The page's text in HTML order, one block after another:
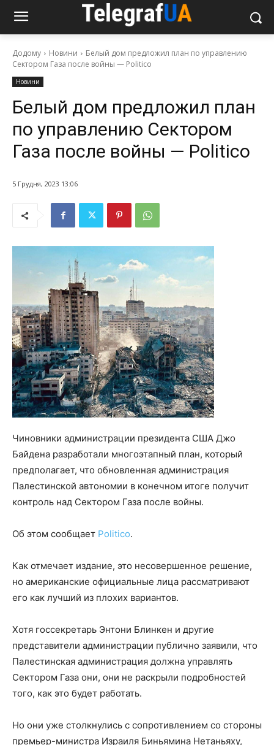
Додому Новини
Белый дом предложил план по управлению
Сектором Газа после войны — Politico
Новини
Белый дом предложил план
по управлению Сектором
Газа после войны — Politico
5 Грудня, 2023 13:06
Чиновники администрации президента США Джо
Байдена разработали многоэтапный план, который
предполагает, что обновленная администрация
Палестинской автономии в конечном итоге получит
контроль над Сектором Газа после войны.
Об этом сообщает Politico.
Как отмечает издание, это несовершенное решение,
но американские официальные лица рассматривают
его как лучший из плохих вариантов.
Хотя госсекретарь Энтони Блинкен и другие
представители администрации публично заявили, что
Палестинская администрация должна управлять
Сектором Газа они, они не раскрыли подробностей
того, как это будет работать.
Но они уже столкнулись с сопротивлением со стороны
премьер-министра Израиля Биньямина Нетаньяху,